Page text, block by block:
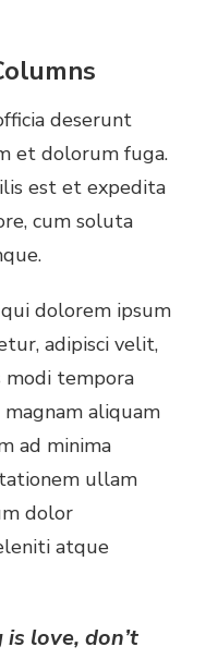
deserunt
et dolorum fuga.
est et expedita
cum soluta
dolorem ipsum
adipisci velit,
modi tempora
aliquam
ad minima
ullam
dolor
atque
love, don’t